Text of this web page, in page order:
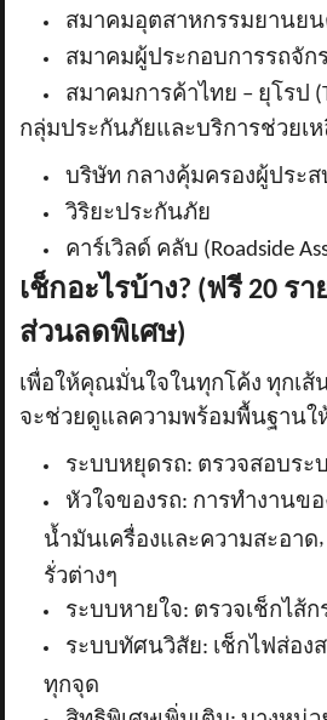
สมาคมอุตสาหกรรมยานย
สมาคมผู้ประกอบการรถจัก
สมาคมการค้าไทย – ยุโรป (
กลุ่มประกันภัยและบริการช่วยเห
บริษัท กลางคุ้มครองผู้ประ
วิริยะประกันภัย
คาร์เวิลด์ คลับ (Roadside
เช็กอะไรบ้าง? (ฟรี 20 ร
ส่วนลดพิเศษ)
เพื่อให้คุณมั่นใจในทุกโค้ง ทุกเส้
จะช่วยดูแลความพร้อมพื้นฐานใ
ระบบหยุดรถ: ตรวจสอบระ
หัวใจของรถ: การทำงานข
น้ำมันเครื่องและความสะอาด,
รั่วต่างๆ
ระบบหายใจ: ตรวจเช็กไส้ก
ระบบทัศนวิสัย: เช็กไฟส่อ
ทุกจุด